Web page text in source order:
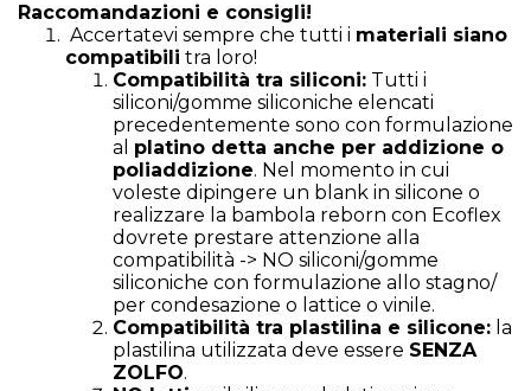
Raccomandazioni e consigli!
Accertatevi sempre che tutti i materiali siano
compatibili tra loro!
Compatibilità tra siliconi: Tutti i
siliconi/gomme siliconiche elencati
precedentemente sono con formulazione
al platino detta anche per addizione o
poliaddizione. Nel momento in cui
voleste dipingere un blank in silicone o
realizzare la bambola reborn con Ecoflex
dovrete prestare attenzione alla
compatibilità -> NO siliconi/gomme
siliconiche con formulazione allo stagno/
per condesazione o lattice o vinile.
Compatibilità tra plastilina e silicone: la
plastilina utilizzata deve essere SENZA
ZOLFO.